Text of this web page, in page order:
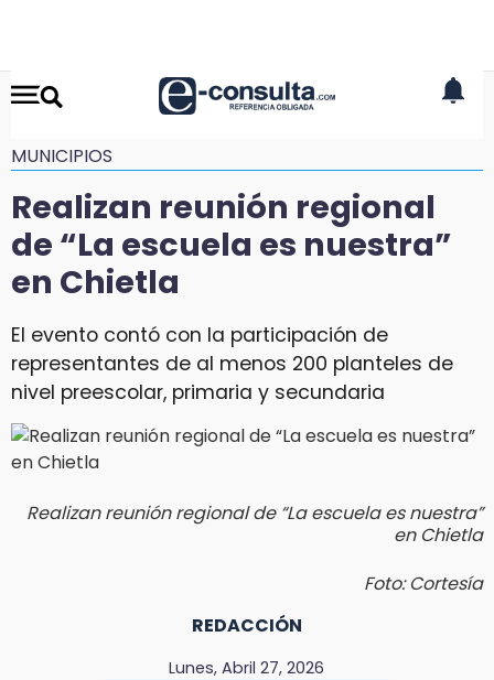
MUNICIPIOS
Realizan reunión regional
de “La escuela es nuestra”
en Chietla
El evento contó con la participación de
representantes de al menos 200 planteles de
nivel preescolar, primaria y secundaria
Realizan reunión regional de “La escuela es nuestra”
en Chietla
Foto: Cortesía
REDACCIÓN
Lunes, Abril 27, 2026